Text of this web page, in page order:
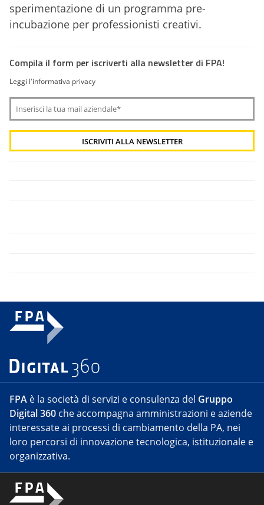
sperimentazione di un programma pre-
incubazione per professionisti creativi.
Compila il form per iscriverti alla newsletter di FPA!
Leggi l'informativa privacy
FPA è la società di servizi e consulenza del Gruppo
Digital 360 che accompagna amministrazioni e aziende
interessate ai processi di cambiamento della PA, nei
loro percorsi di innovazione tecnologica, istituzionale e
organizzativa.